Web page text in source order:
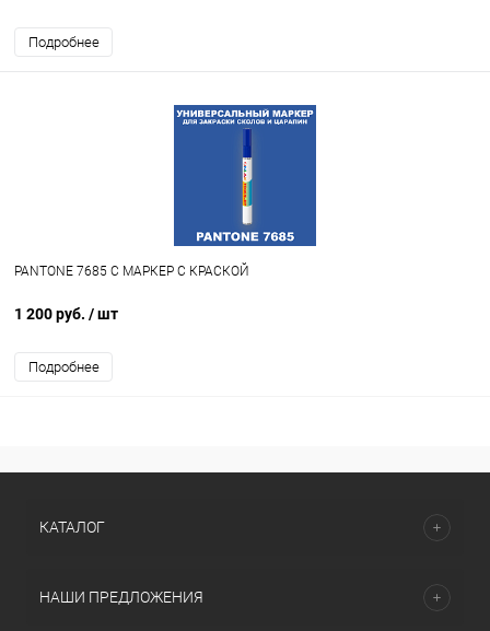
Подробнее
PANTONE 7685 C МАРКЕР С КРАСКОЙ
1 200 руб. / шт
Подробнее
КАТАЛОГ
НАШИ ПРЕДЛОЖЕНИЯ